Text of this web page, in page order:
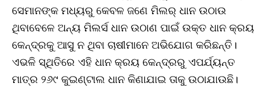
ସେମାନଙ୍କ ମଧ୍ୟରୁ କେବଳ ଜଣେ ମିଲର୍‌ ଧାନ ଉଠାଉ
ଥିବାବେଳେ ଅନ୍ୟ ମିଲର୍ସ ଧାନ ଉଠାଣ ପାଇଁ ଉକ୍ତ ଧାନ କ୍ରୟ
କେନ୍ଦ୍ରକୁ ଆସୁ ନ ଥିବା ଚାଷୀମାନେ ଅଭିଯୋଗ କରିଛନ୍ତି।
ଏଭଳି ସ୍ଥିତିରେ ଏହି ଧାନ କ୍ରୟ କେନ୍ଦ୍ରରୁ ଏପର୍ଯ୍ୟନ୍ତ
ମାତ୍ର ୨୬୯ କୁଇଣ୍ଟାଲ ଧାନ କିଣାଯାଇ ତାକୁ ଉଠାଯାଉଛି।